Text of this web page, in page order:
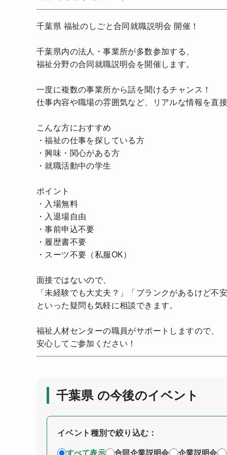
千葉県 福祉のしごと合同就職説明会 開催！
千葉県内の法人・事業所が多数参加する、
福祉分野の合同就職説明会を開催します。
一度に複数の事業所から話を聞けるチャンス！
仕事内容や職場の雰囲気など、リアルな情報を直
こんな方におすすめ
・福祉の仕事を探している方
・興味・関心がある方
・就職活動中の学生
ポイント
・入場無料
・入退場自由
・事前申込不要
・履歴書不要
・スーツ不要（私服OK）
面接ではないので、
「未経験でも大丈夫？」「ブランクがあるけど不
といった疑問も気軽に相談できます。
福祉人材センターの職員がサポートしますので、
安心してご参加ください！
千葉県 の今後のイベント
イベント種別で絞り込む：
すべて表示 合同企業説明会 企業説明会